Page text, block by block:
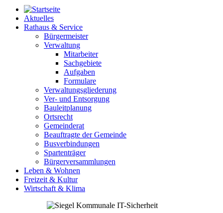
Aktuelles
Rathaus & Service
Bürgermeister
Verwaltung
Mitarbeiter
Sachgebiete
Aufgaben
Formulare
Verwaltungsgliederung
Ver- und Entsorgung
Bauleitplanung
Ortsrecht
Gemeinderat
Beauftragte der Gemeinde
Busverbindungen
Spartenträger
Bürgerversammlungen
Leben & Wohnen
Freizeit & Kultur
Wirtschaft & Klima